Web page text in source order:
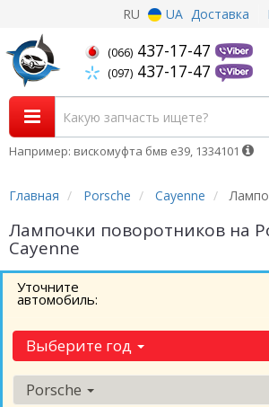
RU UA Доставка
(066) 437-17-47
(097) 437-17-47
Например: вискомуфта бмв е39, 1334101
Главная Porsche Cayenne
Лампочки поворотников на
Cayenne
Уточните
автомобиль:
Выберите год
Porsche